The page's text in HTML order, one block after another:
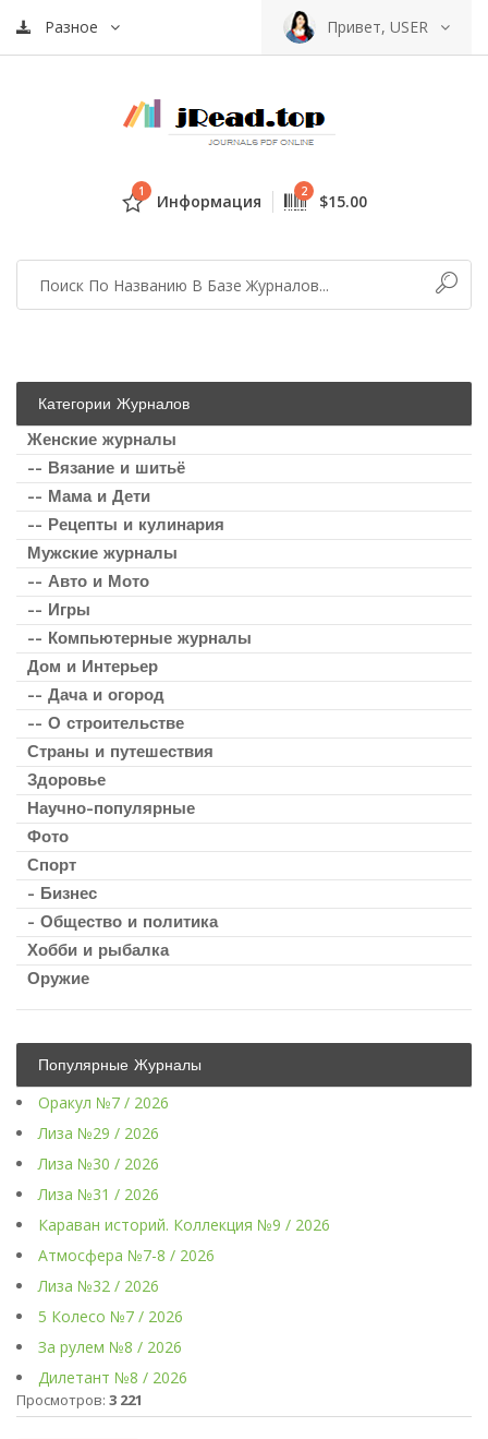
Разное Привет, USER
1 Информация 2 $15.00
Категории Журналов
Женские журналы
-- Вязание и шитьё
-- Мама и Дети
-- Рецепты и кулинария
Мужские журналы
-- Авто и Мото
-- Игры
-- Компьютерные журналы
Дом и Интерьер
-- Дача и огород
-- О строительстве
Страны и путешествия
Здоровье
Научно-популярные
Фото
Спорт
- Бизнес
- Общество и политика
Хобби и рыбалка
Оружие
Популярные Журналы
Оракул №7 / 2026
Лиза №29 / 2026
Лиза №30 / 2026
Лиза №31 / 2026
Караван историй. Коллекция №9 / 2026
Атмосфера №7-8 / 2026
Лиза №32 / 2026
5 Колесо №7 / 2026
За рулем №8 / 2026
Дилетант №8 / 2026
Просмотров: 3 221